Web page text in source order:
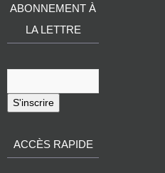
ABONNEMENT À
LA LETTRE
S'inscrire
ACCÈS RAPIDE